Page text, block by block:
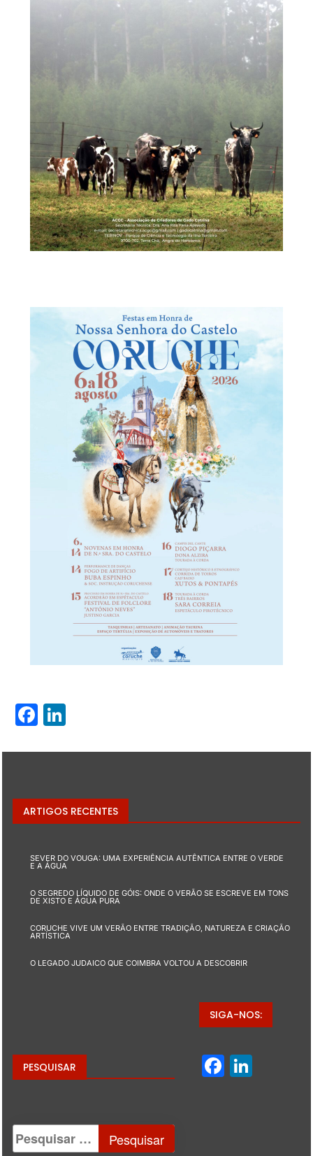
Facebook
ARTIGOS RECENTES
SEVER DO VOUGA: UMA EXPERIÊNCIA AUTÊNTICA ENTRE O VERDE
E A ÁGUA
O SEGREDO LÍQUIDO DE GÓIS: ONDE O VERÃO SE ESCREVE EM TONS
DE XISTO E ÁGUA PURA
CORUCHE VIVE UM VERÃO ENTRE TRADIÇÃO, NATUREZA E CRIAÇÃO
ARTÍSTICA
O LEGADO JUDAICO QUE COIMBRA VOLTOU A DESCOBRIR
PESQUISAR
SIGA-NOS: